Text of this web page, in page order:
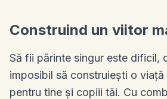
Construind un viitor
Să fii părinte singur este dificil,
imposibil să construiești o
pentru tine și copiii tăi. Cu